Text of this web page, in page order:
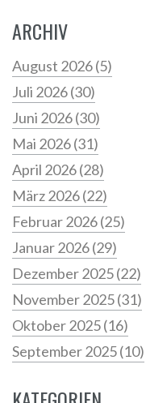
ARCHIV
August 2026(5)
Juli 2026(30)
Juni 2026(30)
Mai 2026(31)
April 2026(28)
März 2026(22)
Februar 2026(25)
Januar 2026(29)
Dezember 2025(22)
November 2025(31)
Oktober 2025(16)
September 2025(10)